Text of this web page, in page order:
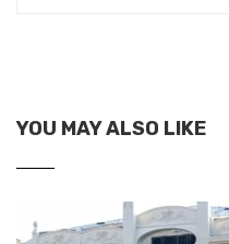
YOU MAY ALSO LIKE